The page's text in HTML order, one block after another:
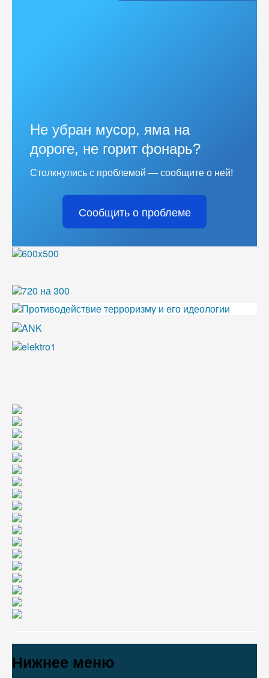
Не убран мусор, яма на
дороге, не горит фонарь?
Столкнулись с проблемой — сообщите о ней!
Сообщить о проблеме
Нижнее меню